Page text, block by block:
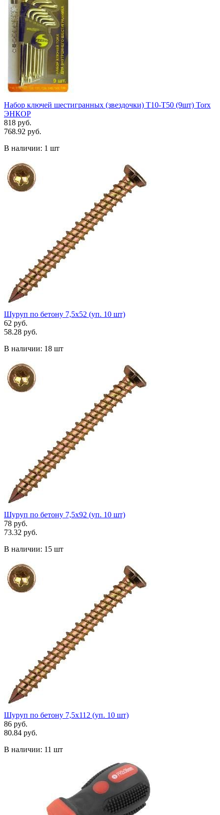
Набор ключей шестигранных (звездочки) Т10-Т50 (9шт) Torx
ЭНКОР
818 руб.
768.92 руб.
В наличии: 1 шт
Шуруп по бетону 7,5х52 (уп. 10 шт)
62 руб.
58.28 руб.
В наличии: 18 шт
Шуруп по бетону 7,5х92 (уп. 10 шт)
78 руб.
73.32 руб.
В наличии: 15 шт
Шуруп по бетону 7,5х112 (уп. 10 шт)
86 руб.
80.84 руб.
В наличии: 11 шт